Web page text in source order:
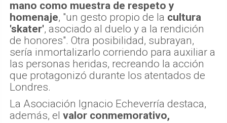
mano como muestra de respeto y
homenaje, "un gesto propio de la cultura
'skater', asociado al duelo y a la rendición
de honores". Otra posibilidad, subrayan,
sería inmortalizarlo corriendo para auxiliar a
las personas heridas, recreando la acción
que protagonizó durante los atentados de
Londres.
La Asociación Ignacio Echeverría destaca,
además, el valor conmemorativo,